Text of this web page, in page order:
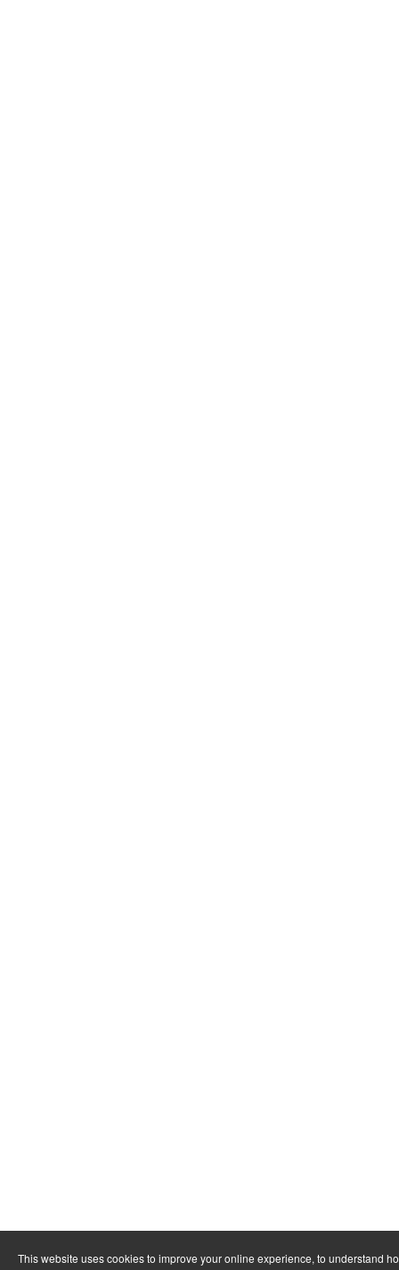
This website uses cookies to improve your online experience, to understand